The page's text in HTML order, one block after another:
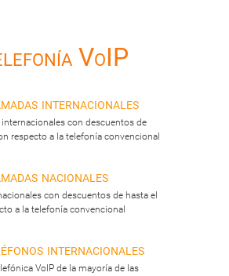
VoIP
internacionales
internacionales con descuentos de
respecto a la telefonía convencional
nacionales
con descuentos de hasta el
a la telefonía convencional
internacionales
VoIP de la mayoría de las